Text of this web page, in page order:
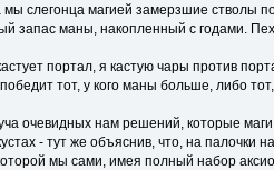
мы слегонца магией замерзшие стволы
запас маны, накопленный с годами.
портал, я кастую чары против
тот, у кого маны больше, либо тот,
очевидных нам решений, которые
- тут же объяснив, что, на палочки
мы сами, имея полный набор